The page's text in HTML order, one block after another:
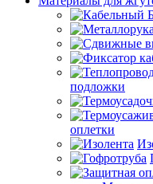
подложки
оплетки